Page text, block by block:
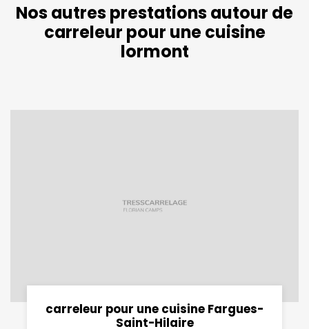
Nos autres prestations autour de
carreleur pour une cuisine
lormont
carreleur pour une cuisine Fargues-
Saint-Hilaire